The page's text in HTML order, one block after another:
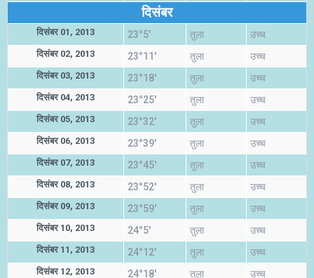
दिसंबर
दिसंबर 01, 2013 23°5' तुला उच्च
दिसंबर 02, 2013 23°11' तुला उच्च
दिसंबर 03, 2013 23°18' तुला उच्च
दिसंबर 04, 2013 23°25' तुला उच्च
दिसंबर 05, 2013 23°32' तुला उच्च
दिसंबर 06, 2013 23°39' तुला उच्च
दिसंबर 07, 2013 23°45' तुला उच्च
दिसंबर 08, 2013 23°52' तुला उच्च
दिसंबर 09, 2013 23°59' तुला उच्च
दिसंबर 10, 2013 24°5' तुला उच्च
दिसंबर 11, 2013 24°12' तुला उच्च
दिसंबर 12, 2013 24°18' तुला उच्च